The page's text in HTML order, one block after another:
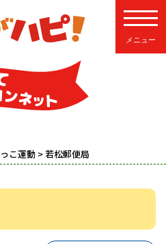
こ運動 > 若松郵便局